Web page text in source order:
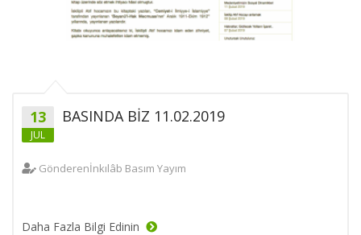
13
JUL
BASINDA BİZ 11.02.2019
Gönderenİnkılâb Basım Yayım
Daha Fazla Bilgi Edinin